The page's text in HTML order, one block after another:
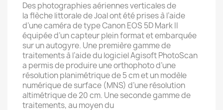
Des photographies aériennes verticales de
la flèche littorale de Joal ont été prises à l’aide
d’une caméra de type Canon EOS 5D Mark II
équipée d’un capteur plein format et embarquée
sur un autogyre. Une première gamme de
traitements à l’aide du logiciel Agisoft PhotoScan
a permis de produire une orthophoto d’une
résolution planimétrique de 5 cm et un modèle
numérique de surface (MNS) d’une résolution
altimétrique de 20 cm. Une seconde gamme de
traitements, au moyen du